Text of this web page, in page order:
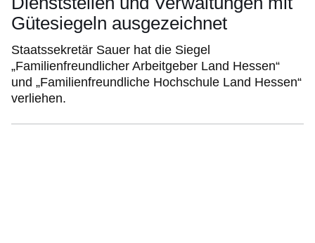
Gütesiegeln ausgezeichnet
Staatssekretär Sauer hat die Siegel
„Familienfreundlicher Arbeitgeber Land Hessen“
und „Familienfreundliche Hochschule Land Hessen“
verliehen.